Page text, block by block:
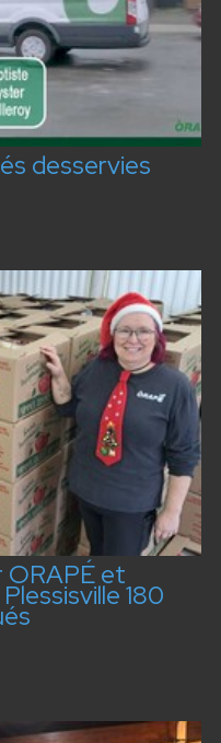
desservies
ORAPÉ et
180